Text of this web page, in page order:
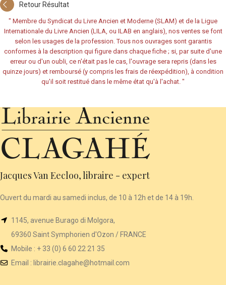
Retour Résultat
" Membre du Syndicat du Livre Ancien et Moderne (SLAM) et de la Ligue
Internationale du Livre Ancien (LILA, ou ILAB en anglais), nos ventes se font
selon les usages de la profession. Tous nos ouvrages sont garantis
conformes à la description qui figure dans chaque fiche ; si, par suite d'une
erreur ou d'un oubli, ce n'était pas le cas, l'ouvrage sera repris (dans les
quinze jours) et remboursé (y compris les frais de réexpédition), à condition
qu'il soit restitué dans le même état qu'à l'achat. "
Jacques Van Eecloo, libraire - expert
Ouvert du mardi au samedi inclus, de 10 à 12h et de 14 à 19h.
1145, avenue Burago di Molgora,
69360 Saint Symphorien d'Ozon / FRANCE
Mobile : + 33 (0) 6 60 22 21 35
Email : librairie .clagahe@hotmail.com